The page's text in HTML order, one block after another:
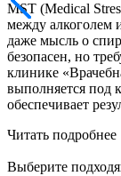
MST (Medical
между алкоголем
даже мысль о
безопасен, но
клинике
выполняется под
обеспечивает
Читать подробнее
Выберите